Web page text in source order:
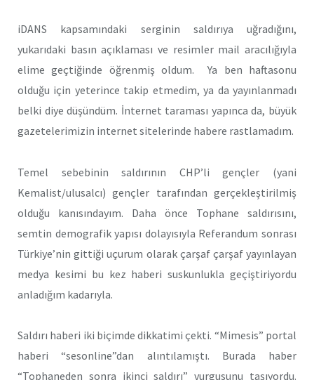
iDANS kapsamındaki serginin saldırıya uğradığını,
yukarıdaki basın açıklaması ve resimler mail aracılığıyla
elime geçtiğinde öğrenmiş oldum. Ya ben haftasonu
olduğu için yeterince takip etmedim, ya da yayınlanmadı
belki diye düşündüm. İnternet taraması yapınca da, büyük
gazetelerimizin internet sitelerinde habere rastlamadım.
Temel sebebinin saldırının CHP’li gençler (yani
Kemalist/ulusalcı) gençler tarafından gerçekleştirilmiş
olduğu kanısındayım. Daha önce Tophane saldırısını,
semtin demografik yapısı dolayısıyla Referandum sonrası
Türkiye’nin gittiği uçurum olarak çarşaf çarşaf yayınlayan
medya kesimi bu kez haberi suskunlukla geçiştiriyordu
anladığım kadarıyla.
Saldırı haberi iki biçimde dikkatimi çekti. “Mimesis” portal
haberi “sesonline”dan alıntılamıştı. Burada haber
“Tophaneden sonra ikinci saldırı” vurgusunu taşıyordu.